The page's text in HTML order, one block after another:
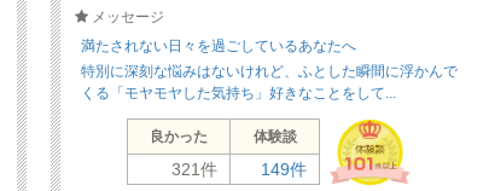
メッセージ
満たされない日々を過ごしているあなたへ
特別に深刻な悩みはないけれど、ふとした瞬間に浮かんで
くる「モヤモヤした気持ち」好きなことをして...
良かった 体験談
321件 149件